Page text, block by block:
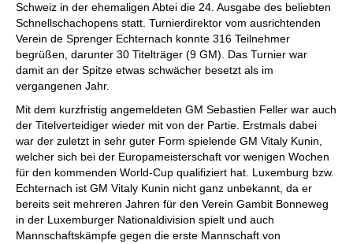
Schweiz in der ehemaligen Abtei die 24. Ausgabe des beliebten
Schnellschachopens statt. Turnierdirektor vom ausrichtenden
Verein de Sprenger Echternach konnte 316 Teilnehmer
begrüßen, darunter 30 Titelträger (9 GM). Das Turnier war
damit an der Spitze etwas schwächer besetzt als im
vergangenen Jahr.
Mit dem kurzfristig angemeldeten GM Sebastien Feller war auch
der Titelverteidiger wieder mit von der Partie. Erstmals dabei
war der zuletzt in sehr guter Form spielende GM Vitaly Kunin,
welcher sich bei der Europameisterschaft vor wenigen Wochen
für den kommenden World-Cup qualifiziert hat. Luxemburg bzw.
Echternach ist GM Vitaly Kunin nicht ganz unbekannt, da er
bereits seit mehreren Jahren für den Verein Gambit Bonneweg
in der Luxemburger Nationaldivision spielt und auch
Mannschaftskämpfe gegen die erste Mannschaft von